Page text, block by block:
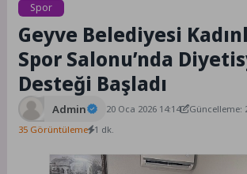
Spor
Geyve Belediyesi
Spor Salonu’nda
Desteği Başladı
Admin 20 Oca 2026 14:14
Güncelleme:
35 Görüntüleme 1 dk.